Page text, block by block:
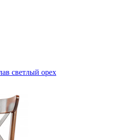
светлый орех